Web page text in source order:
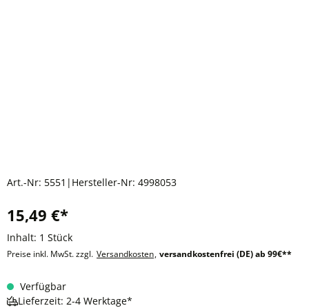
Art.-Nr: 5551 | Hersteller-Nr: 4998053
15,49 €*
Inhalt: 1 Stück
Preise inkl. MwSt. zzgl. Versandkosten, versandkostenfrei (DE) ab 99€**
Verfügbar
Lieferzeit: 2-4 Werktage*